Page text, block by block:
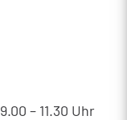
9.00 – 11.30 Uhr